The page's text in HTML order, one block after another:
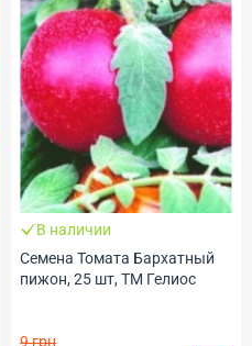
В наличии
Семена Томата Бархатный
пижон, 25 шт, ТМ Гелиос
9 грн